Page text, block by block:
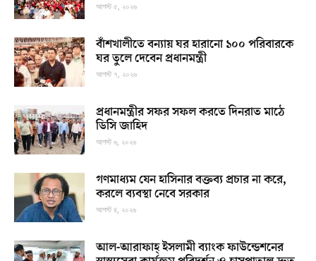
আগস্ট ৫, ২০২৬
বাঁশখালীতে বন্যায় ঘর হারানো ১০০ পরিবারকে
ঘর তুলে দেবেন প্রধানমন্ত্রী
আগস্ট ৭, ২০২৬
প্রধানমন্ত্রীর সফর সফল করতে দিনরাত মাঠে
ডিসি জাহিদ
আগস্ট ৬, ২০২৬
গণমাধ্যম যেন হাসিনার বক্তব্য প্রচার না করে,
করলে ব্যবস্থা নেবে সরকার
আগস্ট ৪, ২০২৬
আল-আরাফাহ্ ইসলামী ব্যাংক ফাউন্ডেশনের